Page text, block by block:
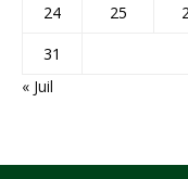
24
25
31
« Juil